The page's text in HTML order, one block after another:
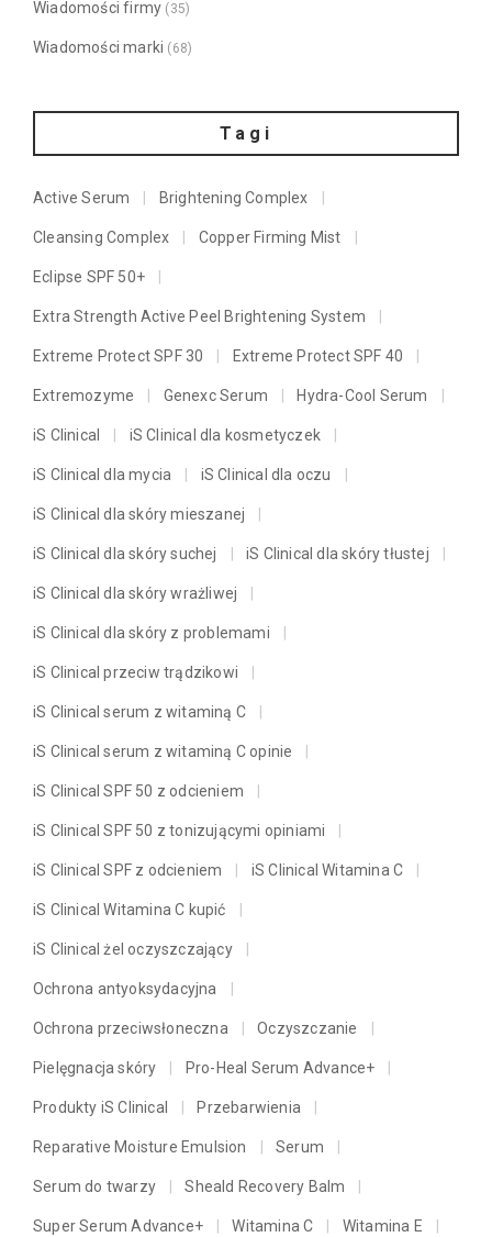
Wiadomości firmy (35)
Wiadomości marki (68)
Tagi
Active Serum Brightening Complex
Cleansing Complex Copper Firming Mist
Eclipse SPF 50+
Extra Strength Active Peel Brightening System
Extreme Protect SPF 30 Extreme Protect SPF 40
Extremozyme Genexc Serum Hydra-Cool Serum
iS Clinical iS Clinical dla kosmetyczek
iS Clinical dla mycia iS Clinical dla oczu
iS Clinical dla skóry mieszanej
iS Clinical dla skóry suchej iS Clinical dla skóry tłustej
iS Clinical dla skóry wrażliwej
iS Clinical dla skóry z problemami
iS Clinical przeciw trądzikowi
iS Clinical serum z witaminą C
iS Clinical serum z witaminą C opinie
iS Clinical SPF 50 z odcieniem
iS Clinical SPF 50 z tonizującymi opiniami
iS Clinical SPF z odcieniem iS Clinical Witamina C
iS Clinical Witamina C kupić
iS Clinical żel oczyszczający
Ochrona antyoksydacyjna
Ochrona przeciwsłoneczna Oczyszczanie
Pielęgnacja skóry Pro-Heal Serum Advance+
Produkty iS Clinical Przebarwienia
Reparative Moisture Emulsion Serum
Serum do twarzy Sheald Recovery Balm
Super Serum Advance+ Witamina C Witamina E